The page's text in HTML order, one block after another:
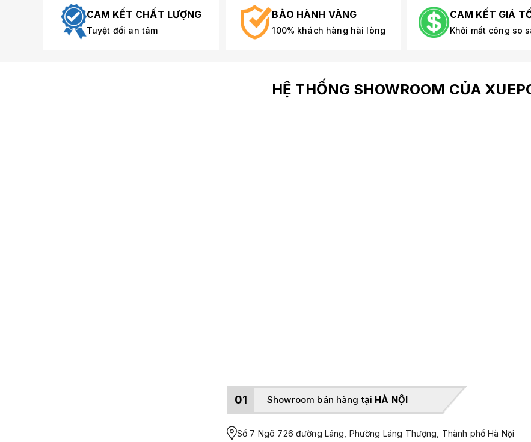
CAM KẾT CHẤT LƯỢNG
Tuyệt đối an tâm
BẢO HÀNH VÀNG
100% khách hàng hài lòng
CAM KẾT GIÁ
Khỏi mất công so
HỆ THỐNG SHOWROOM CỦA
01 Showroom bán hàng tại HÀ NỘI
Số 7 Ngõ 726 đường Láng, Phường Láng Thượng, Thành phố Hà Nội